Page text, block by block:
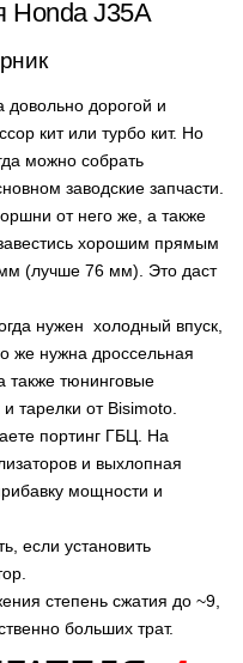
Honda J35A
дорогой и
кит или турбо кит. Но
можно собрать
заводские запчасти.
от него же, а также
хорошим прямым
(лучше 76 мм). Это даст
нужен холодный впуск,
же нужна дроссельная
также тюнинговые
тарелки от Bisimoto.
портинг ГБЦ. На
и выхлопная
мощности и
если установить
степень сжатия до ~9,
больших трат.